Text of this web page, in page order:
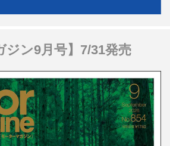
ジン9月号】7/31発売